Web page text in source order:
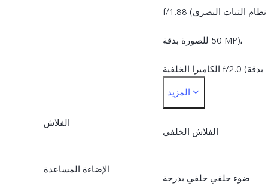
الثبات البصري للصورة من
ZEISS بدقة ‎50 MP: تدعم
الثبات البصري للصورة؛
f/1.88؛ مجال رؤية بزاوية 84
ZEISS بدقة ‎50 MP: تدعم
f/1.88 (نظام الثبات البصري
للصورة بدقة ‎50 MP)،
الكاميرا الخلفية f/2.0 (بدقة
‎50 MP)
المزيد
الفلاش
الفلاش الخلفي
الإضاءة المساعدة
ضوء حلقي خلفي بدرجة